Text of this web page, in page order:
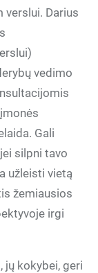
verslui. Darius
vedimo
Gali
silpni tavo
užleisti vietą
žemiausios
irgi
jų kokybei, geri